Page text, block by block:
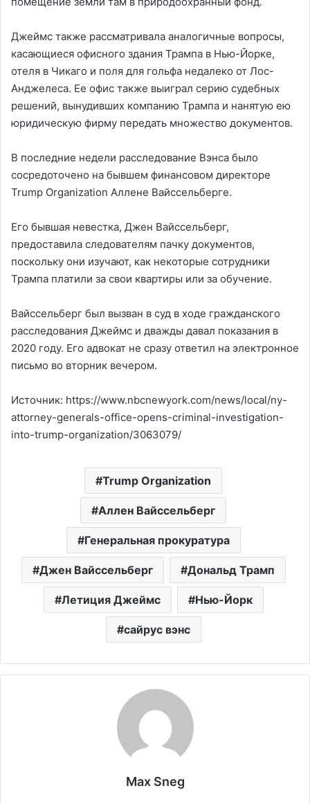
Джеймс также рассматривала аналогичные вопросы,
касающиеся офисного здания Трампа в Нью-Йорке,
отеля в Чикаго и поля для гольфа недалеко от Лос-
Анджелеса. Ее офис также выиграл серию судебных
решений, вынудивших компанию Трампа и нанятую ею
юридическую фирму передать множество документов.
В последние недели расследование Вэнса было
сосредоточено на бывшем финансовом директоре
Trump Organization Аллене Вайссельберге.
Его бывшая невестка, Джен Вайссельберг,
предоставила следователям пачку документов,
поскольку они изучают, как некоторые сотрудники
Трампа платили за свои квартиры или за обучение.
Вайссельберг был вызван в суд в ходе гражданского
расследования Джеймс и дважды давал показания в
2020 году. Его адвокат не сразу ответил на электронное
письмо во вторник вечером.
Источник: https://www.nbcnewyork.com/news/local/ny-
attorney-generals-office-opens-criminal-investigation-
into-trump-organization/3063079/
Trump Organization
Аллен Вайссельберг
Генеральная прокуратура
Джен Вайссельберг Дональд Трамп
Летиция Джеймс Нью-Йорк
сайрус вэнс
Max Sneg